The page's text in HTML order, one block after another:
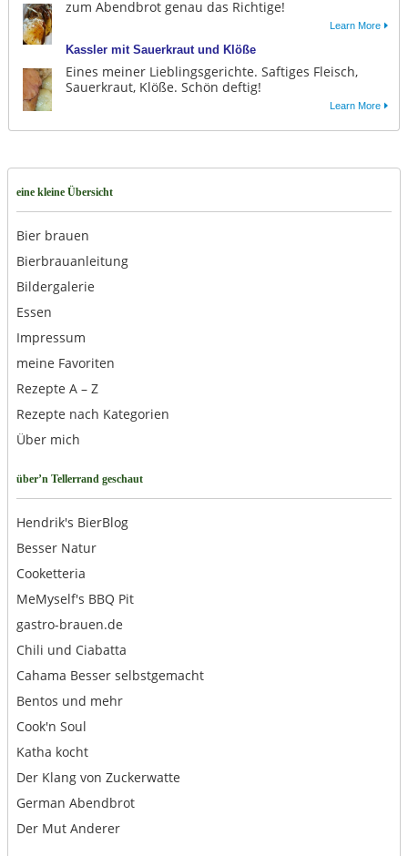
zum Abendbrot genau das Richtige!
Learn More
Kassler mit Sauerkraut und Klöße
Eines meiner Lieblingsgerichte. Saftiges Fleisch,
Sauerkraut, Klöße. Schön deftig!
Learn More
eine kleine Übersicht
Bier brauen
Bierbrauanleitung
Bildergalerie
Essen
Impressum
meine Favoriten
Rezepte A – Z
Rezepte nach Kategorien
Über mich
über’n Tellerrand geschaut
Hendrik's BierBlog
Besser Natur
Cooketteria
MeMyself's BBQ Pit
gastro-brauen.de
Chili und Ciabatta
Cahama Besser selbstgemacht
Bentos und mehr
Cook'n Soul
Katha kocht
Der Klang von Zuckerwatte
German Abendbrot
Der Mut Anderer